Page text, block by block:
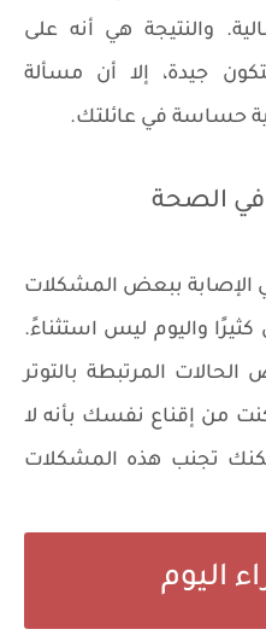
والنتيجة هي أنه على
جيدة، إلا أن مسألة
حساسة في عائلتك.
في الصحة
الإصابة ببعض المشكلات
واليوم ليس استثناءً.
المرتبطة بالتوتر
من إقناع نفسك بأنه لا
تجنب هذه المشكلات
اليوم